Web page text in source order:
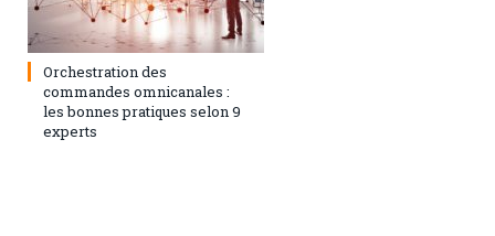
1 février 2021 0
Orchestration des
commandes omnicanales :
les bonnes pratiques selon 9
experts